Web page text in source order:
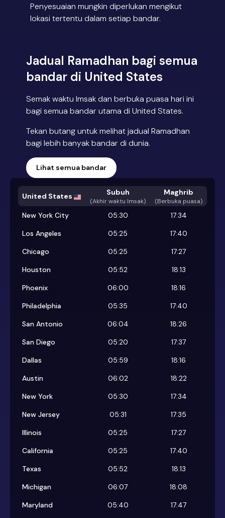
Penyesuaian mungkin diperlukan mengikut
lokasi tertentu dalam setiap bandar.
Jadual Ramadhan bagi semua
bandar di United States
Semak waktu Imsak dan berbuka puasa hari ini
bagi semua bandar utama di United States.
Tekan butang untuk melihat jadual Ramadhan
bagi lebih banyak bandar di dunia.
Lihat semua bandar
United States Subuh
(Akhir waktu Imsak)
Maghrib
(Berbuka puasa)
New York City 05:30
17:34
Los Angeles
05:25
17:40
Chicago
05:25
17:27
Houston
05:52
18:13
Phoenix
06:00
18:16
Philadelphia
05:35
17:40
San Antonio
06:04
18:26
San Diego
05:20
17:37
Dallas
05:59
18:16
Austin
06:02
18:22
New York
05:30
17:34
New Jersey
05:31
17:35
Illinois
05:25
17:27
California
05:25
17:40
Texas
05:52
18:13
Michigan
06:07
18:08
Maryland
05:40
17:47